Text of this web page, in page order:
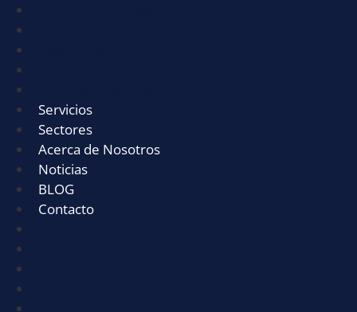
Servicios
Sectores
Acerca de Nosotros
Noticias
BLOG
Contacto